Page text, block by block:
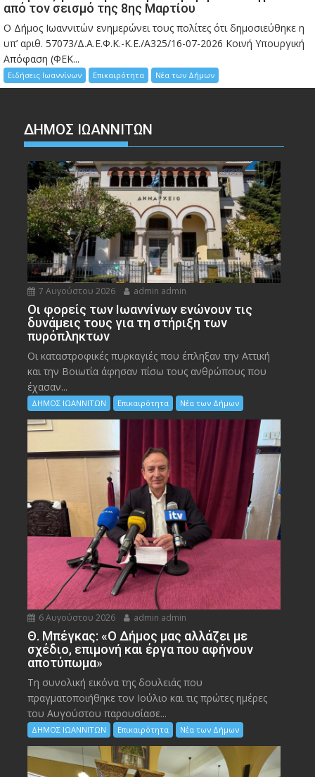
από τον σεισμό της 8ης Μαρτίου
Ο Δήμος Ιωαννιτών ενημερώνει τους πολίτες ότι δημοσιεύθηκε η
υπ’ αριθ. 57073/Δ.Α.Ε.Φ.Κ.-Κ.Ε./Α325/16-07-2026 Κοινή Υπουργική
Απόφαση (ΦΕΚ...
Ειδήσεις Ιωαννίνων Επικαιρότητα Νέα των Δήμων
ΔΗΜΟΣ ΙΩΑΝΝΙΤΩΝ
7 Αυγούστου 2026 admin admin
Οι φορείς των Ιωαννίνων ενώνουν τις
δυνάμεις τους για τη στήριξη των
πυρόπληκτων
Οι καταστροφικές πυρκαγιές που έπληξαν την Αττική
και την Bοιωτία άφησαν πίσω τους ανθρώπους που
έχασαν...
ΔΗΜΟΣ ΙΩΑΝΝΙΤΩΝ Επικαιρότητα Νέα των Δήμων
6 Αυγούστου 2026 admin admin
Θ. Μπέγκας: «Ο Δήμος μας αλλάζει με
σχέδιο, επιμονή και έργα που αφήνουν
αποτύπωμα»
Τη συνολική εικόνα της δουλειάς που
πραγματοποιήθηκε τον Ιούλιο και τις πρώτες ημέρες
του Αυγούστου παρουσίασε...
ΔΗΜΟΣ ΙΩΑΝΝΙΤΩΝ Επικαιρότητα Νέα των Δήμων